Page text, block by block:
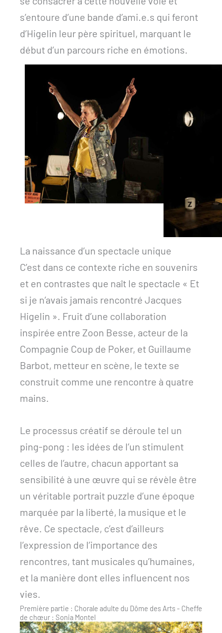
s’entoure d’une bande d’ami.e.s qui feront
d’Higelin leur père spirituel, marquant le
début d’un parcours riche en émotions.
La naissance d’un spectacle unique
C’est dans ce contexte riche en souvenirs
et en contrastes que naît le spectacle « Et
si je n’avais jamais rencontré Jacques
Higelin ». Fruit d’une collaboration
inspirée entre Zoon Besse, acteur de la
Compagnie Coup de Poker, et Guillaume
Barbot, metteur en scène, le texte se
construit comme une rencontre à quatre
mains.
Le processus créatif se déroule tel un
ping-pong : les idées de l’un stimulent
celles de l’autre, chacun apportant sa
sensibilité à une œuvre qui se révèle être
un véritable portrait puzzle d’une époque
marquée par la liberté, la musique et le
rêve. Ce spectacle, c’est d’ailleurs
l’expression de l’importance des
rencontres, tant musicales qu’humaines,
et la manière dont elles influencent nos
vies.
Première partie : Chorale adulte du Dôme des Arts - Cheffe
de chœur : Sonia Montel